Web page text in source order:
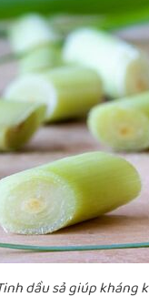
dầu sả giúp kháng